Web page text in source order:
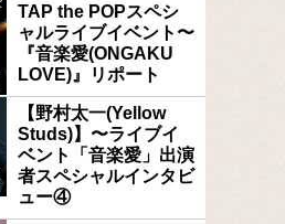
TAP the POPスペシ
ャルライブイベント〜
『音楽愛(ONGAKU
LOVE)』リポート
【野村太一(Yellow
Studs)】〜ライブイ
ベント「音楽愛」出演
者スペシャルインタビ
ュー④